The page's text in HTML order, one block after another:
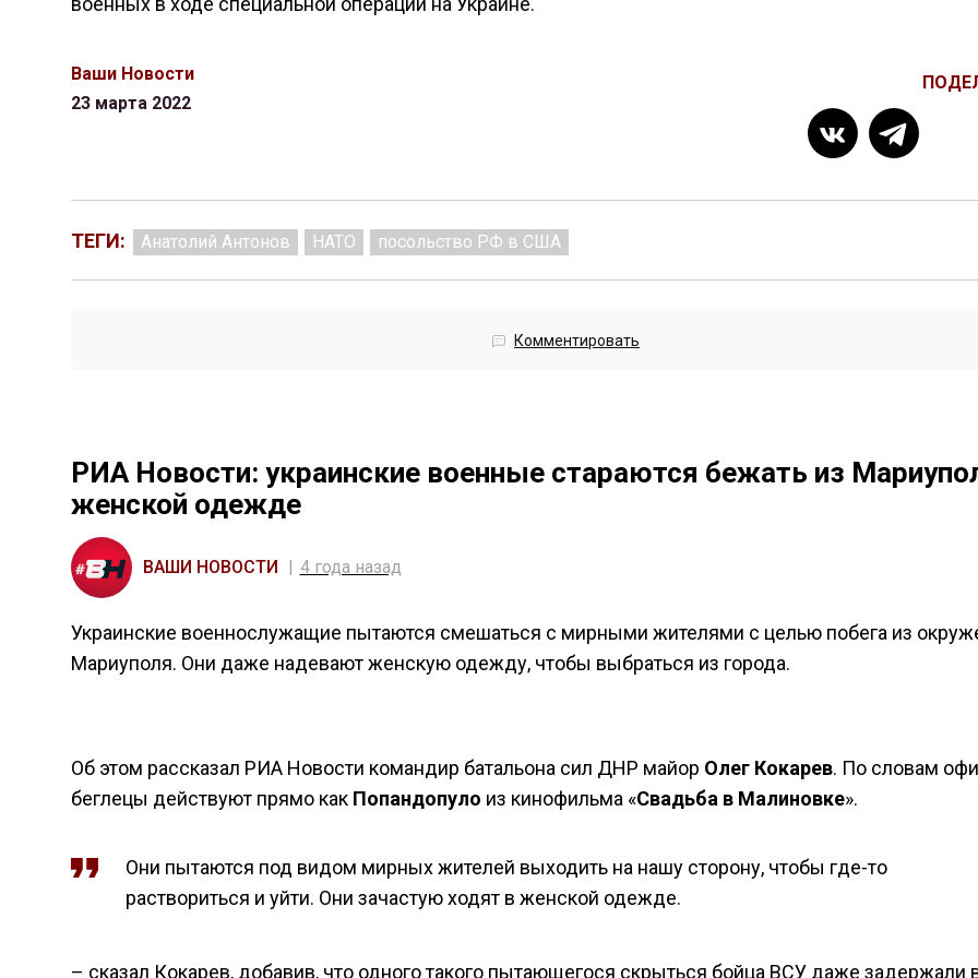
Ваши Новости
23 марта 2022
ТЕГИ: Анатолий Антонов НАТО посольство РФ в США
Комментировать
РИА Новости: украинские военные стараются бежать из
женской одежде
ВАШИ НОВОСТИ 4 года назад
Украинские военнослужащие пытаются смешаться с мирными жителями с целью побега из
Мариуполя. Они даже надевают женскую одежду, чтобы выбраться из города.
Об этом рассказал РИА Новости командир батальона сил ДНР майор Олег Кокарев. По словам
беглецы действуют прямо как Попандопуло из кинофильма «Свадьба в Малиновке».
Они пытаются под видом мирных жителей выходить на нашу сторону, чтобы где-то
раствориться и уйти. Они зачастую ходят в женской одежде.
– сказал Кокарев, добавив, что одного такого пытающегося скрыться бойца ВСУ даже задержали